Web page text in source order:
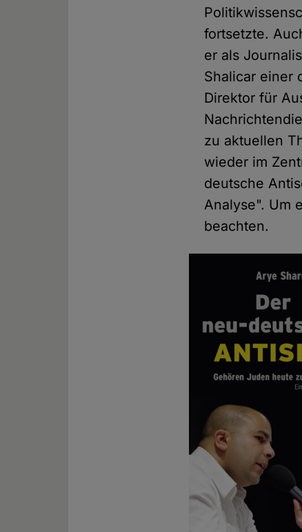
fortsetzte.
er als
Shalicar einer
Direktor für
zu aktuellen
wieder im
deutsche
Analyse". Um
beachten.